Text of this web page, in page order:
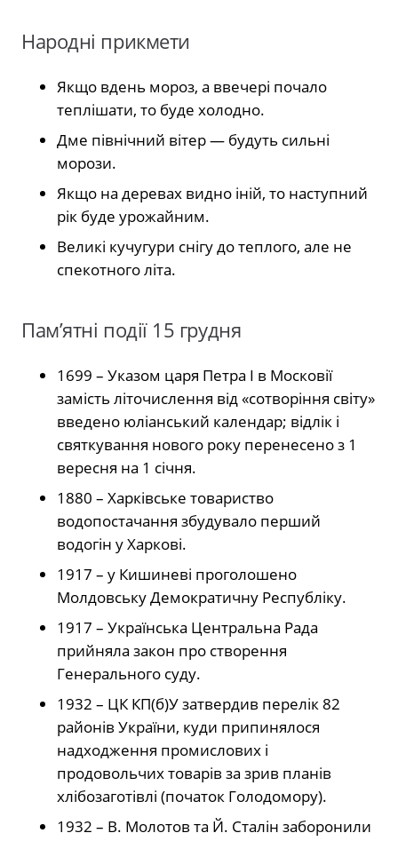
Народні прикмети
Якщо вдень мороз, а ввечері почало
теплішати, то буде холодно.
Дме північний вітер — будуть сильні
морози.
Якщо на деревах видно іній, то наступний
рік буде урожайним.
Великі кучугури снігу до теплого, але не
спекотного літа.
Пам’ятні події 15 грудня
1699 – Указом царя Петра I в Московії
замість літочислення від «сотворіння світу»
введено юліанський календар; відлік і
святкування нового року перенесено з 1
вересня на 1 січня.
1880 – Харківське товариство
водопостачання збудувало перший
водогін у Харкові.
1917 – у Кишиневі проголошено
Молдовську Демократичну Республіку.
1917 – Українська Центральна Рада
прийняла закон про створення
Генерального суду.
1932 – ЦК КП(б)У затвердив перелік 82
районів України, куди припинялося
надходження промислових і
продовольчих товарів за зрив планів
хлібозаготівлі (початок Голодомору).
1932 – В. Молотов та Й. Сталін заборонили